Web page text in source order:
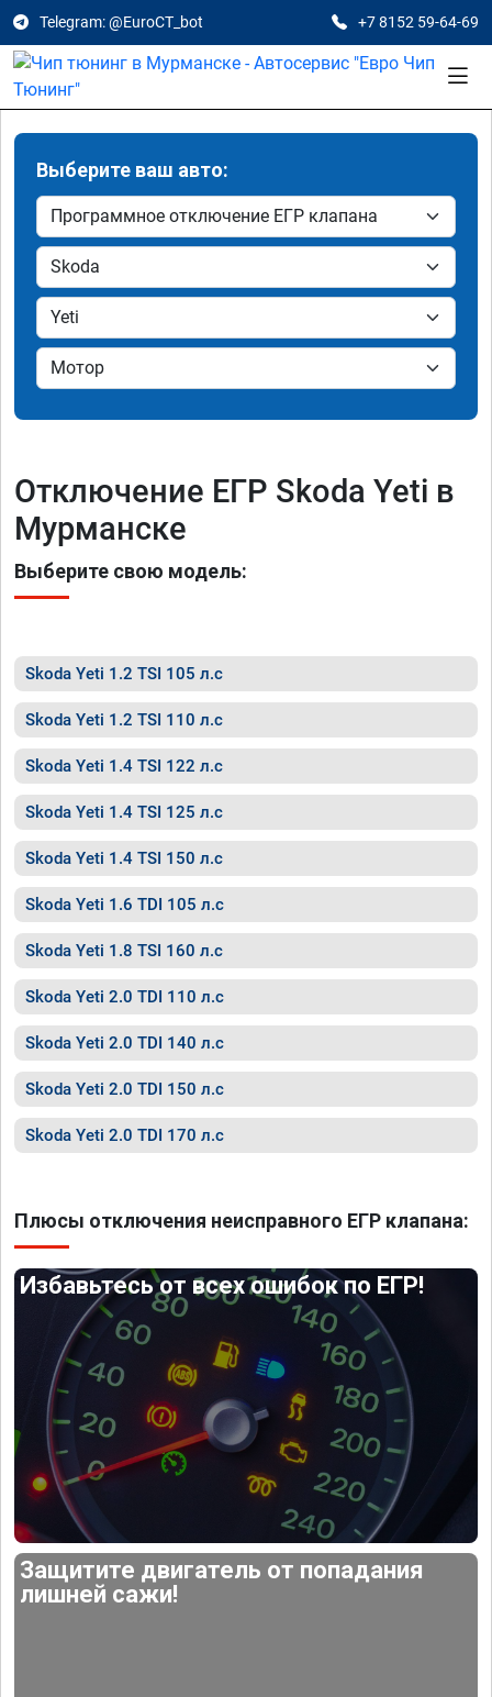
Telegram: @EuroCT_bot +7 8152 59-64-69
Выберите ваш авто:
Отключение ЕГР Skoda Yeti в
Мурманске
Выберите свою модель:
Skoda Yeti 1.2 TSI 105 л.с
Skoda Yeti 1.2 TSI 110 л.с
Skoda Yeti 1.4 TSI 122 л.с
Skoda Yeti 1.4 TSI 125 л.с
Skoda Yeti 1.4 TSI 150 л.с
Skoda Yeti 1.6 TDI 105 л.с
Skoda Yeti 1.8 TSI 160 л.с
Skoda Yeti 2.0 TDI 110 л.с
Skoda Yeti 2.0 TDI 140 л.с
Skoda Yeti 2.0 TDI 150 л.с
Skoda Yeti 2.0 TDI 170 л.с
Плюсы отключения неисправного ЕГР клапана:
Избавьтесь от всех ошибок по ЕГР!
Защитите двигатель от попадания
лишней сажи!